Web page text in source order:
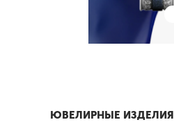
ЮВЕЛИРНЫЕ ИЗДЕЛИЯ